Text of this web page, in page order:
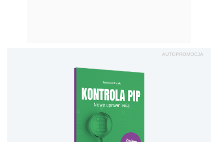
AUTOPROMOCJA